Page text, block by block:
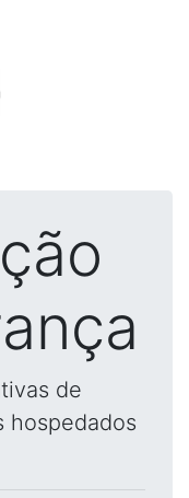
de
hospedados